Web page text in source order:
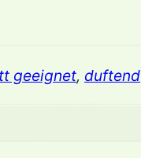
geeignet, duftend